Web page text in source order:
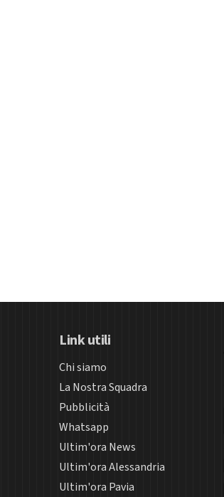
Link utili
Chi siamo
La Nostra Squadra
Pubblicità
Whatsapp
Ultim'ora News
Ultim'ora Alessandria
Ultim'ora Pavia